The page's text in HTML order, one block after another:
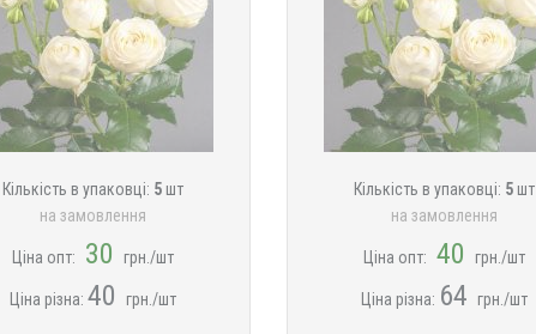
Кількість в упаковці: 5 шт
на замовлення
Ціна опт: 30 грн./шт
Ціна різна:40 грн./шт
Кількість в упаковці: 5шт
на замовлення
Ціна опт: 40 грн./шт
Ціна різна: 64 грн./шт